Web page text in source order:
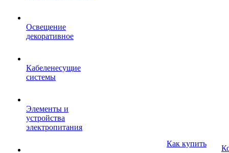
Освещение
декоративное
Кабеленесущие
системы
Элементы и
устройства
электропитания
Как купить